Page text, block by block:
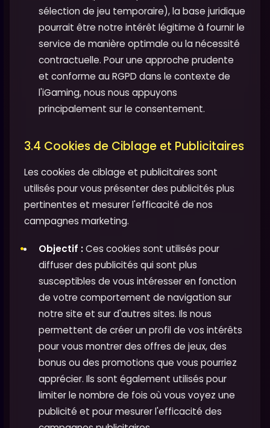
sélection de jeu temporaire), la base juridique
pourrait être notre intérêt légitime à fournir le
service de manière optimale ou la nécessité
contractuelle. Pour une approche prudente
et conforme au RGPD dans le contexte de
l'iGaming, nous nous appuyons
principalement sur le consentement.
3.4 Cookies de Ciblage et Publicitaires
Les cookies de ciblage et publicitaires sont
utilisés pour vous présenter des publicités plus
pertinentes et mesurer l'efficacité de nos
campagnes marketing.
Objectif :Ces cookies sont utilisés pour
diffuser des publicités qui sont plus
susceptibles de vous intéresser en fonction
de votre comportement de navigation sur
notre site et sur d'autres sites. Ils nous
permettent de créer un profil de vos intérêts
pour vous montrer des offres de jeux, des
bonus ou des promotions que vous pourriez
apprécier. Ils sont également utilisés pour
limiter le nombre de fois où vous voyez une
publicité et pour mesurer l'efficacité des